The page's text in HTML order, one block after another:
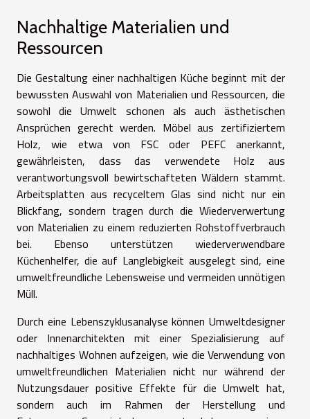
Nachhaltige Materialien und
Ressourcen
Die Gestaltung einer nachhaltigen Küche beginnt mit der
bewussten Auswahl von Materialien und Ressourcen, die
sowohl die Umwelt schonen als auch ästhetischen
Ansprüchen gerecht werden. Möbel aus zertifiziertem
Holz, wie etwa von FSC oder PEFC anerkannt,
gewährleisten, dass das verwendete Holz aus
verantwortungsvoll bewirtschafteten Wäldern stammt.
Arbeitsplatten aus recyceltem Glas sind nicht nur ein
Blickfang, sondern tragen durch die Wiederverwertung
von Materialien zu einem reduzierten Rohstoffverbrauch
bei. Ebenso unterstützen wiederverwendbare
Küchenhelfer, die auf Langlebigkeit ausgelegt sind, eine
umweltfreundliche Lebensweise und vermeiden unnötigen
Müll.
Durch eine Lebenszyklusanalyse können Umweltdesigner
oder Innenarchitekten mit einer Spezialisierung auf
nachhaltiges Wohnen aufzeigen, wie die Verwendung von
umweltfreundlichen Materialien nicht nur während der
Nutzungsdauer positive Effekte für die Umwelt hat,
sondern auch im Rahmen der Herstellung und